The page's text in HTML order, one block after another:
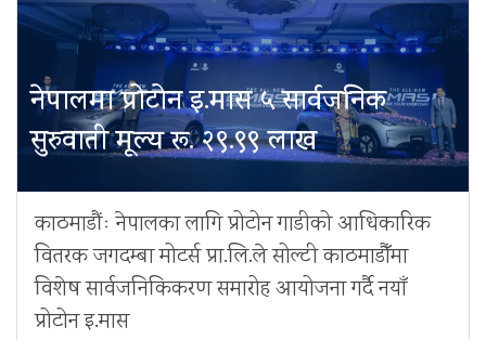
नेपालमा प्रोटोन इ.मास ५ सार्वजनिक
सुरुवाती मूल्य रू. २९.९९ लाख
काठमाडौंः नेपालका लागि प्रोटोन गाडीको आधिकारिक
वितरक जगदम्बा मोटर्स प्रा.लि.ले सोल्टी काठमाडौँमा
विशेष सार्वजनिकिकरण समारोह आयोजना गर्दै नयाँ
प्रोटोन इ.मास